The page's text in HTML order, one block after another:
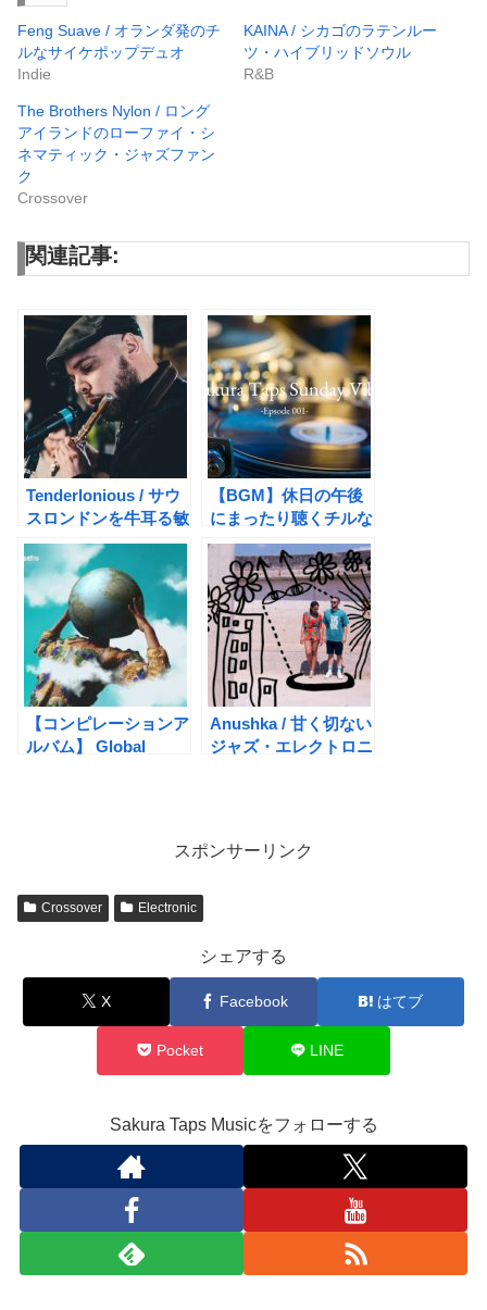
Feng Suave / オランダ発のチ
ルなサイケポップデュオ
Indie
KAINA / シカゴのラテンルー
ツ・ハイブリッドソウル
R&B
The Brothers Nylon / ロング
アイランドのローファイ・シ
ネマティック・ジャズファン
ク
Crossover
関連記事:
Tenderlonious / サウ
スロンドンを牛耳る敏
腕ジャズマン
【BGM】休日の午後
にまったり聴くチルな
洋楽13選
【コンピレーションア
ルバム】 Global
Anushka / 甘く切ない
ジャズ・エレクトロニ
スポンサーリンク
Crossover Electronic
シェアする
X Facebook はてブ
Pocket LINE
Sakura Taps Musicをフォローする